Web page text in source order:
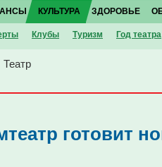
КУЛЬТУРА
Клубы Туризм Год театра
ЗДОРОВЬЕ
Театр
готовит